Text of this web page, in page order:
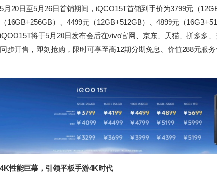
5月20日至5月26日首销期间，iQOO15T首销到手价为3799元（
（16GB+256GB）、4499元（12GB+512GB）、4899元（
iQOO15T将于5月20日发布会后在vivo官网、京东、天猫、拼多多
同步开售，即刻抢购，限时可享至高12期分期免息、价值288元服
4K性能巨幕，引领平板手游4K时代